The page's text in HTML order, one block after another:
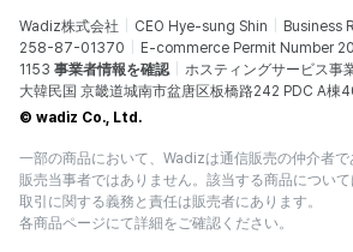
Wadiz株式会社 CEO Hye-sung Shin
Business
258-87-01370
E-commerce Permit Number
1153 事業者情報を確認
ホスティングサービス事
大韓民国 京畿道城南市盆唐区板橋路242 PDC A棟
© wadiz Co., Ltd.
一部の商品において、Wadizは通信販売の仲介者で
販売当事者ではありません。該当する商品について
取引に関する義務と責任は販売者にあります。
各商品ページにて詳細をご確認ください。